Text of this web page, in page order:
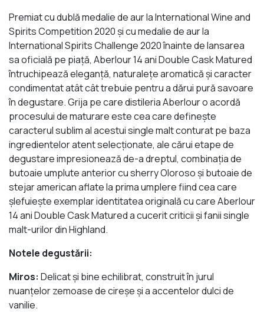
Premiat cu dublă medalie de aur la International Wine and
Spirits Competition 2020 şi cu medalie de aur la
International Spirits Challenge 2020 înainte de lansarea
sa oficială pe piaţă, Aberlour 14 ani Double Cask Matured
întruchipează eleganţă, naturaleţe aromatică şi caracter
condimentat atât cât trebuie pentru a dărui pură savoare
în degustare. Grija pe care distileria Aberlour o acordă
procesului de maturare este cea care defineşte
caracterul sublim al acestui single malt conturat pe baza
ingredientelor atent selecţionate, ale cărui etape de
degustare impresionează de-a dreptul, combinaţia de
butoaie umplute anterior cu sherry Oloroso şi butoaie de
stejar american aflate la prima umplere fiind cea care
şlefuieşte exemplar identitatea originală cu care Aberlour
14 ani Double Cask Matured a cucerit criticii şi fanii single
malt-urilor din Highland.
Notele degustării:
Miros: Delicat şi bine echilibrat, construit în jurul
nuanţelor zemoase de cireşe şi a accentelor dulci de
vanilie.